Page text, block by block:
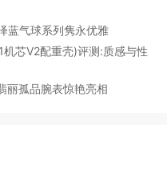
蓝气球系列隽永优雅
芯V2配重壳)评测:质感与性
丽孤品腕表惊艳亮相